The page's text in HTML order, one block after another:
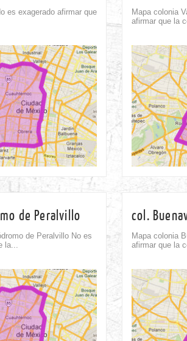
es exagerado afirmar que
Mapa colonia
afirmar que la
0
Comment
de Peralvillo
de Peralvillo No es
la...
col.
Mapa colonia
afirmar que la
0
Comment